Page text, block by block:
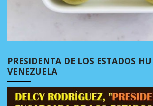
PRESIDENTA DE LOS ESTADOS
VENEZUELA